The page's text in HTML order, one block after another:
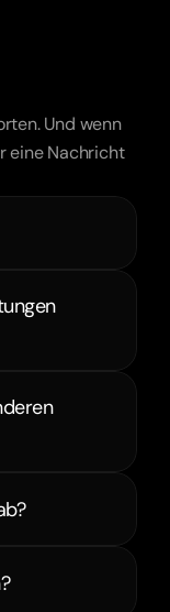
Und wenn
eine Nachricht